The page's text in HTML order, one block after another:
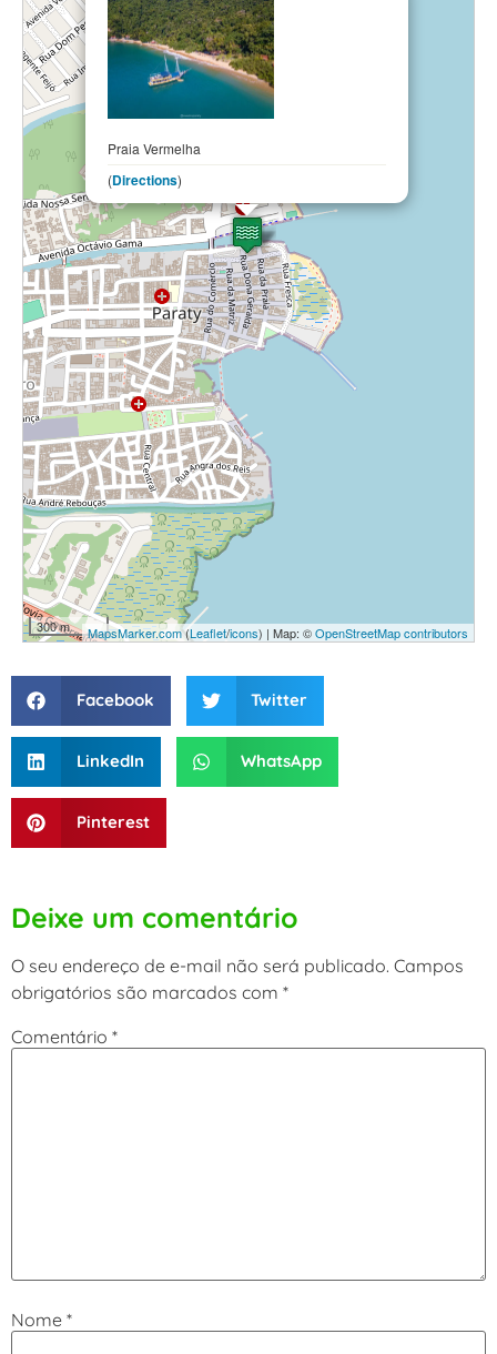
Praia Vermelha
(Directions)
300 m MapsMarker.com(Leaflet/icons) | Map: ©OpenStreetMap contributors
Facebook Twitter
LinkedIn WhatsApp
Pinterest
Deixe um comentário
O seu endereço de e-mail não será publicado. Campos
obrigatórios são marcados com *
Comentário *
Nome *